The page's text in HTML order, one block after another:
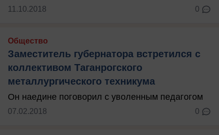
11.10.2018 0
Общество
Заместитель губернатора встретился с
коллективом Таганрогского
металлургического техникума
Он наедине поговорил с уволенным педагогом
07.02.2018 0